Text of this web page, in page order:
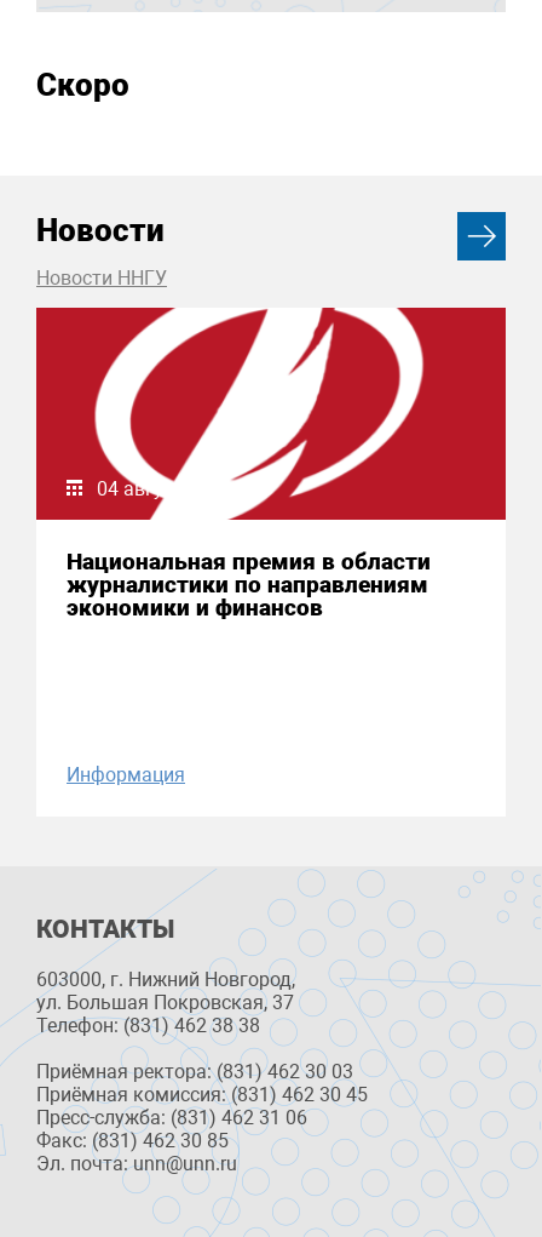
Скоро
Новости
Новости ННГУ
04 августа 2026
Национальная премия в области
журналистики по направлениям
экономики и финансов
Информация
КОНТАКТЫ
603000, г. Нижний Новгород,
ул. Большая Покровская, 37
Телефон: (831) 462 38 38
Приёмная ректора: (831) 462 30 03
Приёмная комиссия: (831) 462 30 45
Пресс-служба: (831) 462 31 06
Факс: (831) 462 30 85
Эл. почта: unn@unn.ru